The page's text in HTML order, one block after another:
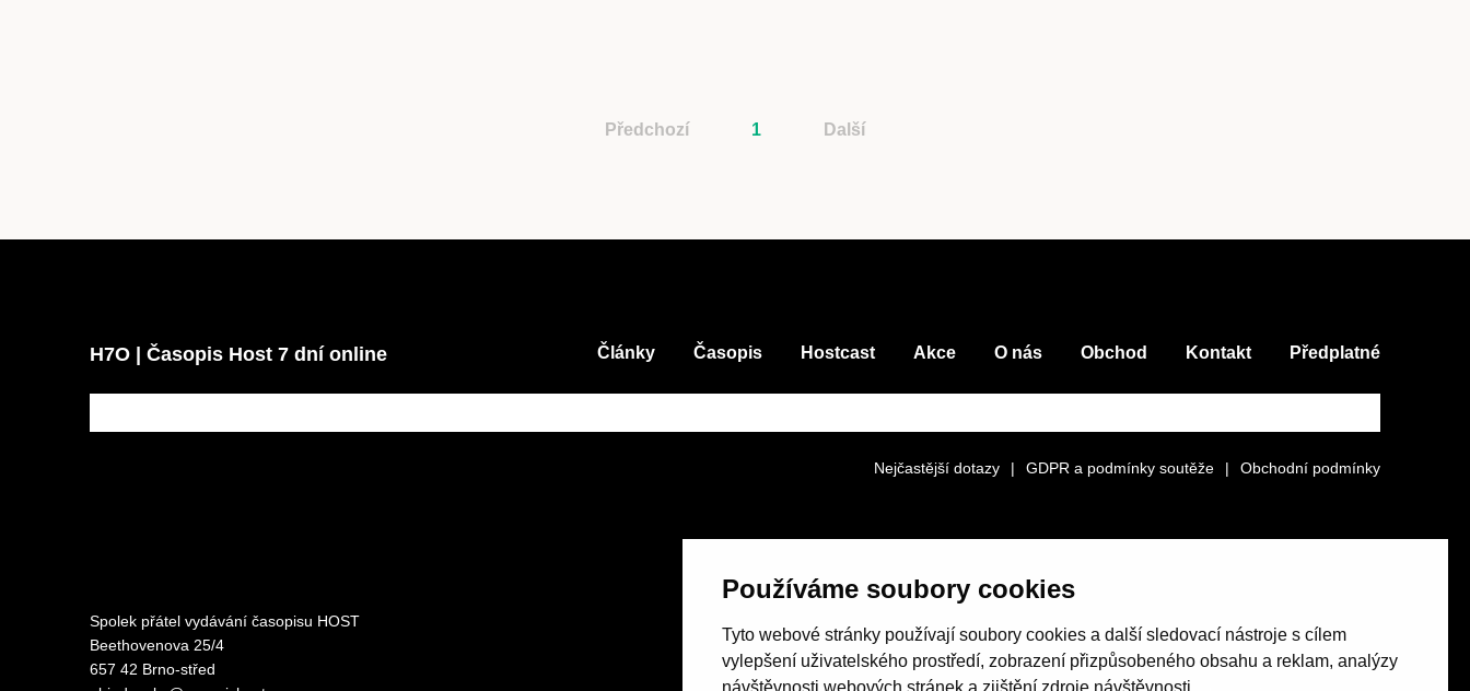
Používáme soubory cookies
Tyto webové stránky používají soubory cookies a další sledovací nástroje s cílem
vylepšení uživatelského prostředí, zobrazení přizpůsobeného obsahu a reklam, analýzy
návštěvnosti webových stránek a zjištění zdroje návštěvnosti.
Předchozí 1 Další
H7O | Časopis Host 7 dní online Články Časopis Hostcast Akce O nás Obchod Kontakt Předplatné
Nejčastější dotazy | GDPR a podmínky soutěže | Obchodní podmínky
Spolek přátel vydávání časopisu HOST
Beethovenova 25/4
657 42 Brno-střed